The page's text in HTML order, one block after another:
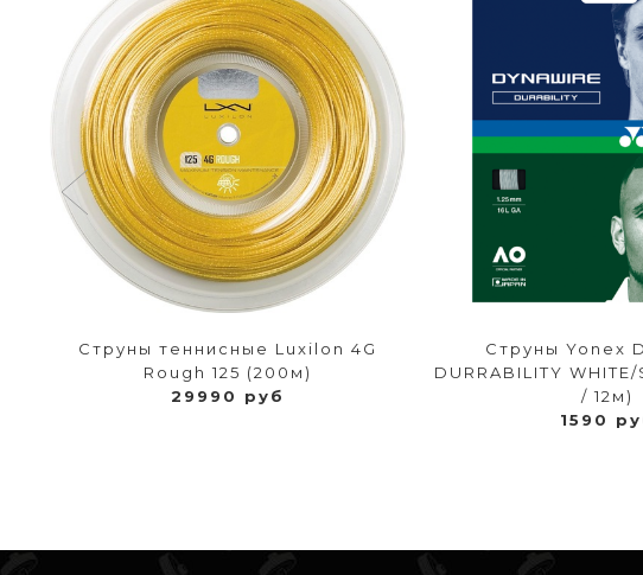
Струны теннисные Luxilon 4G
Rough 125 (200м)
29990 руб
Струны Yonex
DURRABILITY
/ 12м)
1590